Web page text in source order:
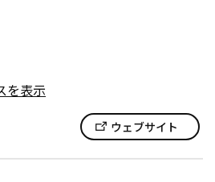
を表示
ウェブサイト